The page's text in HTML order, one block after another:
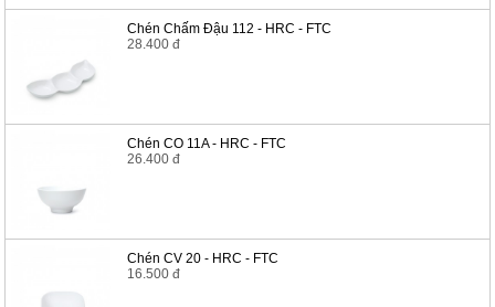
Chén Chấm Đậu 112 - HRC - FTC
28.400 đ
Chén CO 11A - HRC - FTC
26.400 đ
Chén CV 20 - HRC - FTC
16.500 đ